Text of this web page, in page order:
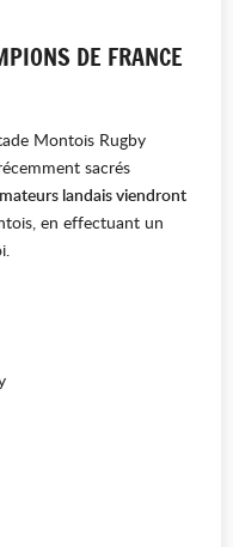
DE FRANCE
Montois Rugby
sacrés
landais viendront
en effectuant un